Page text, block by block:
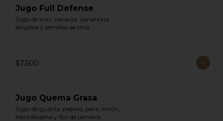
Jugo Full Defense
Jugo de kiwi, naranja, zanahoria,
jengibre y semillas de chía.
$7.500
Jugo Quema Grasa
Jugo de guatila, pepino, pera, limón,
hierbabuena y flor de jamaica.